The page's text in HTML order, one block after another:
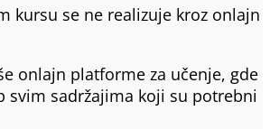
kursu se ne realizuje kroz onlajn
onlajn platforme za učenje, gde
svim sadržajima koji su potrebni